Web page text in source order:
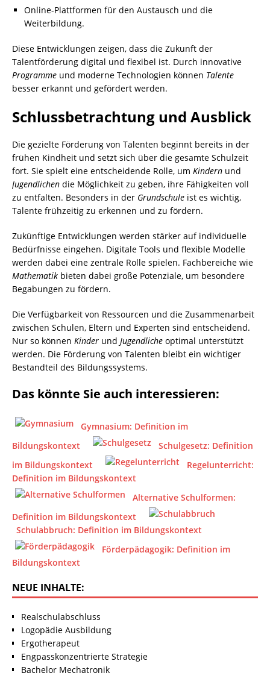
Online-Plattformen für den Austausch und die
Weiterbildung.
Diese Entwicklungen zeigen, dass die Zukunft der
Talentförderung digital und flexibel ist. Durch innovative
Programme und moderne Technologien können Talente
besser erkannt und gefördert werden.
Schlussbetrachtung und Ausblick
Die gezielte Förderung von Talenten beginnt bereits in der
frühen Kindheit und setzt sich über die gesamte Schulzeit
fort. Sie spielt eine entscheidende Rolle, um Kindern und
Jugendlichen die Möglichkeit zu geben, ihre Fähigkeiten voll
zu entfalten. Besonders in der Grundschule ist es wichtig,
Talente frühzeitig zu erkennen und zu fördern.
Zukünftige Entwicklungen werden stärker auf individuelle
Bedürfnisse eingehen. Digitale Tools und flexible Modelle
werden dabei eine zentrale Rolle spielen. Fachbereiche wie
Mathematik bieten dabei große Potenziale, um besondere
Begabungen zu fördern.
Die Verfügbarkeit von Ressourcen und die Zusammenarbeit
zwischen Schulen, Eltern und Experten sind entscheidend.
Nur so können Kinder und Jugendliche optimal unterstützt
werden. Die Förderung von Talenten bleibt ein wichtiger
Bestandteil des Bildungssystems.
Das könnte Sie auch interessieren:
Gymnasium: Definition im
Bildungskontext
Schulgesetz: Definition
im Bildungskontext
Regelunterricht:
Definition im Bildungskontext
Alternative Schulformen:
Definition im Bildungskontext
Schulabbruch: Definition im Bildungskontext
Förderpädagogik: Definition im
Bildungskontext
NEUE INHALTE:
Realschulabschluss
Logopädie Ausbildung
Ergotherapeut
Engpasskonzentrierte Strategie
Bachelor Mechatronik